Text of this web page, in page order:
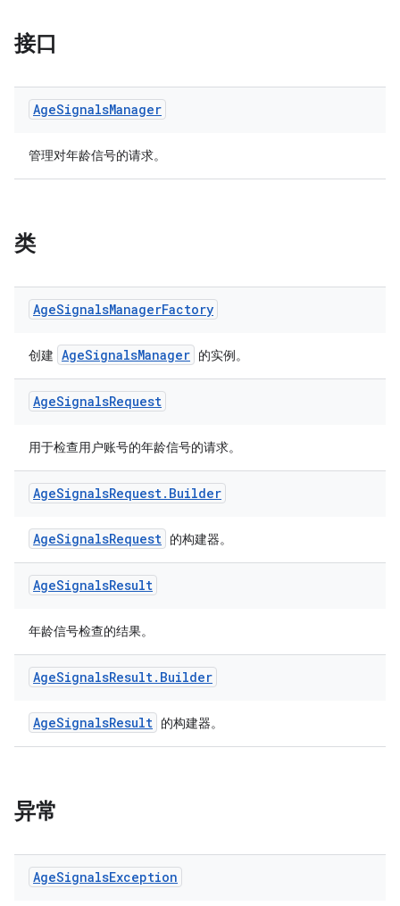
接口
AgeSignalsManager
管理对年龄信号的请求。
类
AgeSignalsManagerFactory
创建 AgeSignalsManager 的实例。
AgeSignalsRequest
用于检查用户账号的年龄信号的请求。
AgeSignalsRequest. Builder
AgeSignalsRequest 的构建器。
AgeSignalsResult
年龄信号检查的结果。
AgeSignalsResult. Builder
AgeSignalsResult 的构建器。
异常
AgeSignalsException